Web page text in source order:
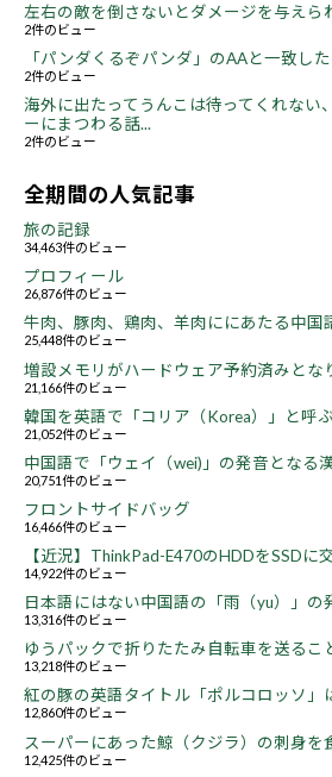
左右の敵を倒さないとダメージを与えら
2件のビュー
「パンダくるぞパンダ」のAAと一致し
2件のビュー
海外に出たってうんこは待ってくれない
ーにまつわる話...
2件のビュー
全期間の人気記事
旅の記録
34,463件のビュー
プロフィール
26,876件のビュー
牛肉、豚肉、鶏肉、羊肉ににあたる中国
25,448件のビュー
増設メモリがハードウェア予約済みとな
21,166件のビュー
韓国を英語で「コリア（Korea）」と呼
21,052件のビュー
中国語で「ウェイ（wei)」の発音となる
20,751件のビュー
フロントサイドバッグ
16,466件のビュー
【近況】ThinkPad-E470のHDDをSSDに
14,922件のビュー
日本語にはない中国語の「雨（yu）」の
13,316件のビュー
ゆうパックで折りたたみ自転車を送るこ
13,218件のビュー
紅の豚の英語タイトル「ポルコロッソ」
12,860件のビュー
スーパーにあった鯨（クジラ）の刺身を
12,425件のビュー